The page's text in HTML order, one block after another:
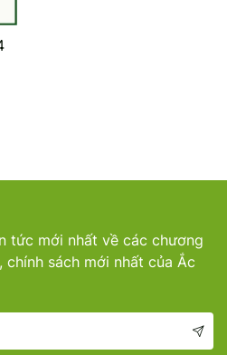
tức mới nhất về các chương
sách mới nhất của Ắc